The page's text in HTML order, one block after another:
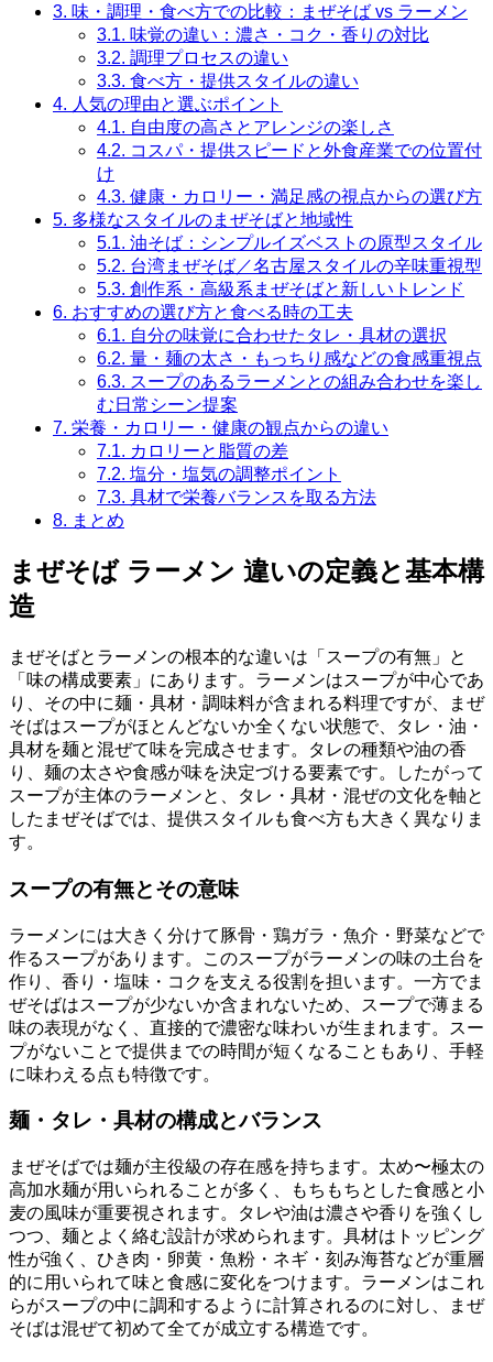
3. 味・調理・食べ方での比較：まぜそば vs ラーメン
3.1. 味覚の違い：濃さ・コク・香りの対比
3.2. 調理プロセスの違い
3.3. 食べ方・提供スタイルの違い
4. 人気の理由と選ぶポイント
4.1. 自由度の高さとアレンジの楽しさ
4.2. コスパ・提供スピードと外食産業での位置付
け
4.3. 健康・カロリー・満足感の視点からの選び方
5. 多様なスタイルのまぜそばと地域性
5.1. 油そば：シンプルイズベストの原型スタイル
5.2. 台湾まぜそば／名古屋スタイルの辛味重視型
5.3. 創作系・高級系まぜそばと新しいトレンド
6. おすすめの選び方と食べる時の工夫
6.1. 自分の味覚に合わせたタレ・具材の選択
6.2. 量・麺の太さ・もっちり感などの食感重視点
6.3. スープのあるラーメンとの組み合わせを楽し
む日常シーン提案
7. 栄養・カロリー・健康の観点からの違い
7.1. カロリーと脂質の差
7.2. 塩分・塩気の調整ポイント
7.3. 具材で栄養バランスを取る方法
8. まとめ
まぜそば ラーメン 違いの定義と基本構
造
まぜそばとラーメンの根本的な違いは「スープの有無」と
「味の構成要素」にあります。ラーメンはスープが中心であ
り、その中に麺・具材・調味料が含まれる料理ですが、まぜ
そばはスープがほとんどないか全くない状態で、タレ・油・
具材を麺と混ぜて味を完成させます。タレの種類や油の香
り、麺の太さや食感が味を決定づける要素です。したがって
スープが主体のラーメンと、タレ・具材・混ぜの文化を軸と
したまぜそばでは、提供スタイルも食べ方も大きく異なりま
す。
スープの有無とその意味
ラーメンには大きく分けて豚骨・鶏ガラ・魚介・野菜などで
作るスープがあります。このスープがラーメンの味の土台を
作り、香り・塩味・コクを支える役割を担います。一方でま
ぜそばはスープが少ないか含まれないため、スープで薄まる
味の表現がなく、直接的で濃密な味わいが生まれます。スー
プがないことで提供までの時間が短くなることもあり、手軽
に味わえる点も特徴です。
麺・タレ・具材の構成とバランス
まぜそばでは麺が主役級の存在感を持ちます。太め〜極太の
高加水麺が用いられることが多く、もちもちとした食感と小
麦の風味が重要視されます。タレや油は濃さや香りを強くし
つつ、麺とよく絡む設計が求められます。具材はトッピング
性が強く、ひき肉・卵黄・魚粉・ネギ・刻み海苔などが重層
的に用いられて味と食感に変化をつけます。ラーメンはこれ
らがスープの中に調和するように計算されるのに対し、まぜ
そばは混ぜて初めて全てが成立する構造です。